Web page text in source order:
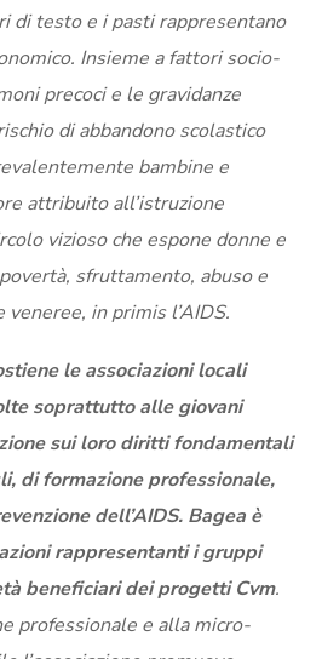
di testo e i pasti rappresentano
Insieme a fattori socio-
precoci e le gravidanze
di abbandono scolastico
bambine e
attribuito all’istruzione
vizioso che espone donne e
sfruttamento, abuso e
in primis l’AIDS.
le associazioni locali
soprattutto alle giovani
sui loro diritti fondamentali
di formazione professionale,
dell’AIDS. Bagea è
rappresentanti i gruppi
beneficiari dei progetti Cvm.
professionale e alla micro-